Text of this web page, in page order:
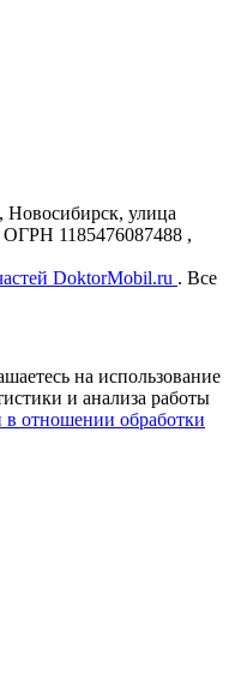
улица
ОГРН 1185476087488 ,
DoktorMobil.ru . Все
на использование
и анализа работы
отношении обработки